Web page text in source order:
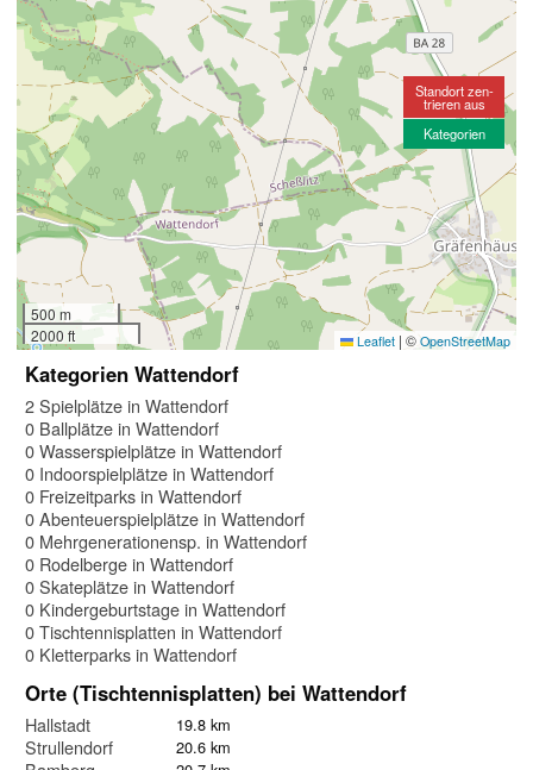
500 m
2000 ft
Leaflet | © OpenStreetMap
Standort zen-
trieren aus
Kategorien
Kategorien Wattendorf
2 Spielplätze in Wattendorf
0 Ballplätze in Wattendorf
0 Wasserspielplätze in Wattendorf
0 Indoorspielplätze in Wattendorf
0 Freizeitparks in Wattendorf
0 Abenteuerspielplätze in Wattendorf
0 Mehrgenerationensp. in Wattendorf
0 Rodelberge in Wattendorf
0 Skateplätze in Wattendorf
0 Kindergeburtstage in Wattendorf
0 Tischtennisplatten in Wattendorf
0 Kletterparks in Wattendorf
Orte (Tischtennisplatten) bei Wattendorf
Hallstadt 19.8 km
Strullendorf 20.6 km